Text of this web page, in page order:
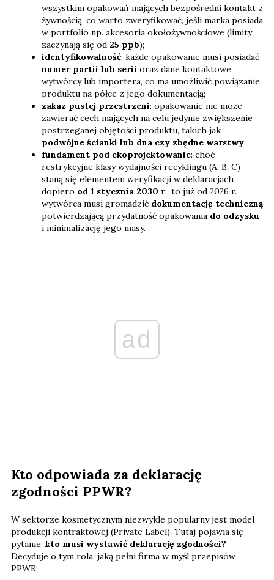
wszystkim opakowań mających bezpośredni kontakt z
żywnością, co warto zweryfikować, jeśli marka posiada
w portfolio np. akcesoria okołożywnościowe (limity
zaczynają się od 25 ppb);
identyfikowalność: każde opakowanie musi posiadać
numer partii lub serii oraz dane kontaktowe
wytwórcy lub importera, co ma umożliwić powiązanie
produktu na półce z jego dokumentacją;
zakaz pustej przestrzeni: opakowanie nie może
zawierać cech mających na celu jedynie zwiększenie
postrzeganej objętości produktu, takich jak
podwójne ścianki lub dna czy zbędne warstwy;
fundament pod ekoprojektowanie: choć
restrykcyjne klasy wydajności recyklingu (A, B, C)
staną się elementem weryfikacji w deklaracjach
dopiero od 1 stycznia 2030 r., to już od 2026 r.
wytwórca musi gromadzić dokumentację techniczną
potwierdzającą przydatność opakowania do odzysku
i minimalizację jego masy.
ad
Kto odpowiada za deklarację
zgodności PPWR?
W sektorze kosmetycznym niezwykle popularny jest model
produkcji kontraktowej (Private Label). Tutaj pojawia się
pytanie: kto musi wystawić deklarację zgodności?
Decyduje o tym rola, jaką pełni firma w myśl przepisów
PPWR: